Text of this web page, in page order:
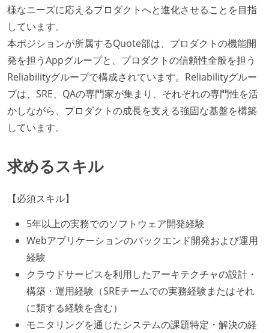
様なニーズに応えるプロダクトへと進化させることを目指
しています。
本ポジションが所属するQuote部は、プロダクトの機能開
発を担うAppグループと、プロダクトの信頼性全般を担う
Reliabilityグループで構成されています。Reliabilityグルー
プは、SRE、QAの専門家が集まり、それぞれの専門性を活
かしながら、プロダクトの成長を支える強固な基盤を構築
しています。
求めるスキル
【必須スキル】
5年以上の実務でのソフトウェア開発経験
Webアプリケーションのバックエンド開発および運用
経験
クラウドサービスを利用したアーキテクチャの設計・
構築・運用経験（SREチームでの実務経験またはそれ
に類する経験を含む）
モニタリングを通じたシステムの課題特定・解決の経